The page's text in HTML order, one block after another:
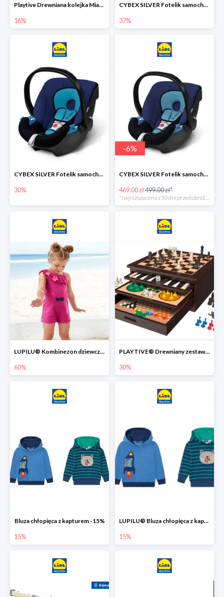
Playtive Drewniana kolejka Miasto lub Farma
16%
CYBEX SILVER Fotelik samochodowy
37%
CYBEX SILVER Fotelik samochodowy -30%
30%
-6%
CYBEX SILVER Fotelik samochodowy + dostawa gratis!
469.00 zł499.00 zł*
*najniższa cena z 30 dni przed obniżką
LUPILU® Kombinezon dziewczęcy z bawełny
60%
PLAYTIVE® Drewniany zestaw gier 10 w 1
30%
Bluza chłopięca z kapturem -15%
15%
LUPILU® Bluza chłopięca z kapturem
15%